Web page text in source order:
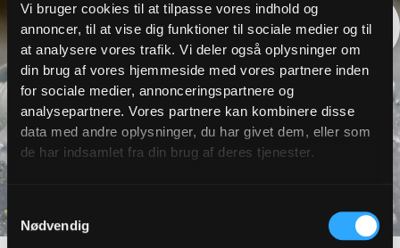
Vi bruger cookies til at tilpasse vores indhold og
annoncer, til at vise dig funktioner til sociale medier og til
at analysere vores trafik. Vi deler også oplysninger om
din brug af vores hjemmeside med vores partnere inden
for sociale medier, annonceringspartnere og
analysepartnere. Vores partnere kan kombinere disse
data med andre oplysninger, du har givet dem, eller som
de har indsamlet fra din brug af deres tjenester.
Samtykkevalg
Nødvendig
ERLEBNISSE, GASTRONOMIE, KULTUR, URLAUB